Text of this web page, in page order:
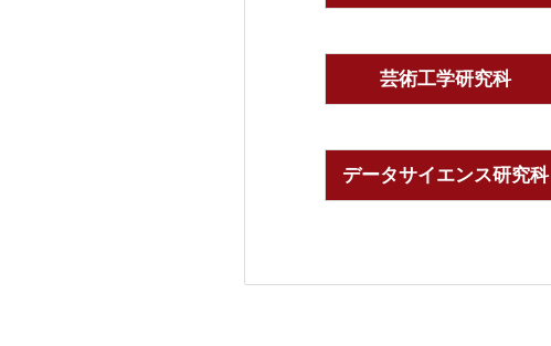
芸術工学研究科
データサイエンス研究科